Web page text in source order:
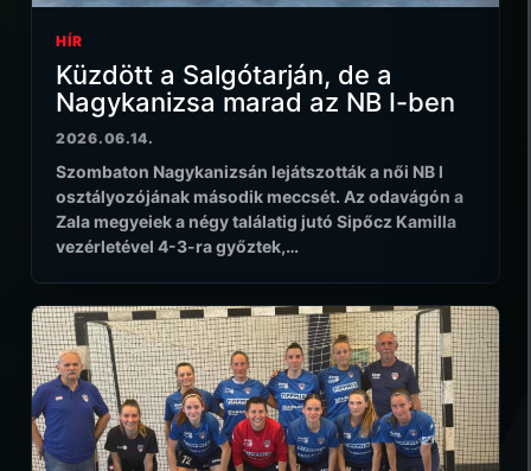
HÍR
Küzdött a Salgótarján, de a
Nagykanizsa marad az NB I-ben
2026.06.14.
Szombaton Nagykanizsán lejátszották a női NB I
osztályozójának második meccsét. Az odavágón a
Zala megyeiek a négy találatig jutó Sipőcz Kamilla
vezérletével 4-3-ra győztek,…